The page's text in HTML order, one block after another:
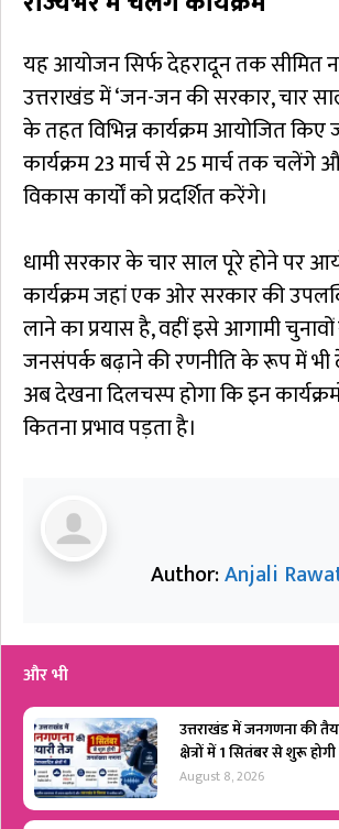
यह आयोजन सिर्फ देहरादून तक सीमित
उत्तराखंड में ‘जन-जन की सरकार, चार
के तहत विभिन्न कार्यक्रम आयोजित किए
कार्यक्रम 23 मार्च से 25 मार्च तक चलेंगे
विकास कार्यों को प्रदर्शित करेंगे।
धामी सरकार के चार साल पूरे होने पर
कार्यक्रम जहां एक ओर सरकार की
लाने का प्रयास है, वहीं इसे आगामी
जनसंपर्क बढ़ाने की रणनीति के रूप में भी
अब देखना दिलचस्प होगा कि इन
कितना प्रभाव पड़ता है।
Author:Anjali
और भी
उत्तराखंड में जनगणना की
क्षेत्रों में 1 सितंबर से शुरू
August 8, 2026